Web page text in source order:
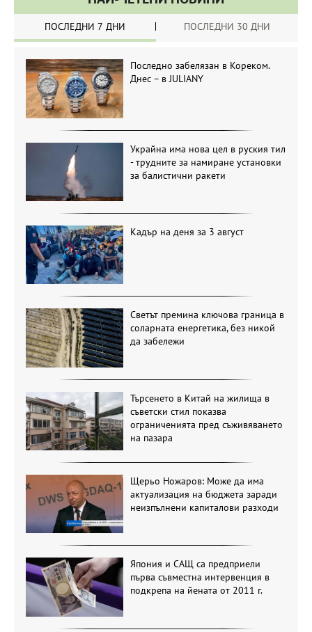
ПОСЛЕДНИ 7 ДНИ ПОСЛЕДНИ 30 ДНИ
Последно забелязан в Кореком.
Днес – в JULIANY
Украйна има нова цел в руския тил
- трудните за намиране установки
за балистични ракети
Кадър на деня за 3 август
Светът премина ключова граница в
соларната енергетика, без никой
да забележи
Търсенето в Китай на жилища в
съветски стил показва
ограниченията пред съживяването
на пазара
Щерьо Ножаров: Може да има
актуализация на бюджета заради
неизпълнени капиталови разходи
Япония и САЩ са предприели
първа съвместна интервенция в
подкрепа на йената от 2011 г.